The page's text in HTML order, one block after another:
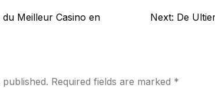
du Meilleur Casino en
Next: De
Required fields are marked *